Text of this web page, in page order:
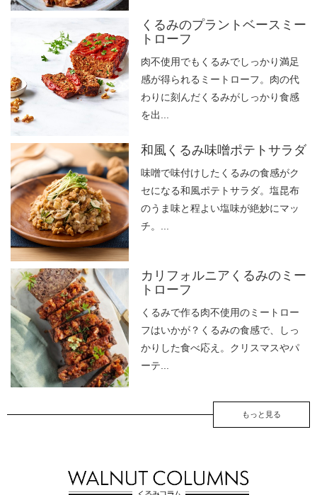
くるみのプラントベースミー
トローフ
肉不使用でもくるみでしっかり満足
感が得られるミートローフ。肉の代
わりに刻んだくるみがしっかり食感
を出...
和風くるみ味噌ポテトサラダ
味噌で味付けしたくるみの食感がク
セになる和風ポテトサラダ。塩昆布
のうま味と程よい塩味が絶妙にマッ
チ。...
カリフォルニアくるみのミー
トローフ
くるみで作る肉不使用のミートロー
フはいかが？くるみの食感で、しっ
かりした食べ応え。クリスマスやパ
ーテ...
もっと見る